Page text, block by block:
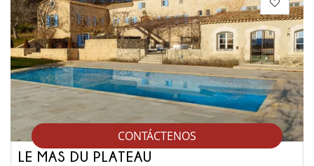
CONTÁCTENOS
LE MAS DU PLATEAU